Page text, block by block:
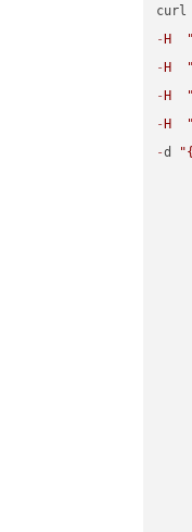
curl
- H
- H
- H
- H
-d